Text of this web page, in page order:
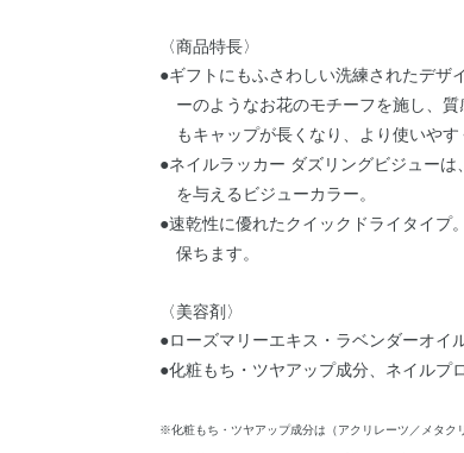
〈商品特長〉
●ギフトにもふさわしい洗練されたデザ
ーのようなお花のモチーフを施し、
もキャップが長くなり、より使いやす
●ネイルラッカー ダズリングビジュー
を与えるビジューカラー。
●速乾性に優れたクイックドライタイプ
保ちます。
〈美容剤〉
●ローズマリーエキス・ラベンダーオイ
●化粧もち・ツヤアップ成分、ネイルプ
※化粧もち・ツヤアップ成分は（アクリレーツ／メタク